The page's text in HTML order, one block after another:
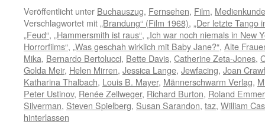
Veröffentlicht unter Buchauszug, Fernsehen, Film, Medienkunde
Verschlagwortet mit „Brandung“ (Film 1968), „Der letzte Tango
„Feud“, „Hammersmith ist raus“, „Ich war noch niemals in New
Horrorfilms“, „Was geschah wirklich mit Baby Jane?“, Alte
Mika, Bernardo Bertolucci, Bette Davis, Catherine Zeta-Jones,
Golda Meir, Helen Mirren, Jessica Lange, Jewfacing, Joan
Katharina Thalbach, Louis B. Mayer, Männerschwarm Verlag,
Peter Ustinov, Renée Zellweger, Richard Burton, Roland
Silverman, Steven Spielberg, Susan Sarandon, taz, William
hinterlassen